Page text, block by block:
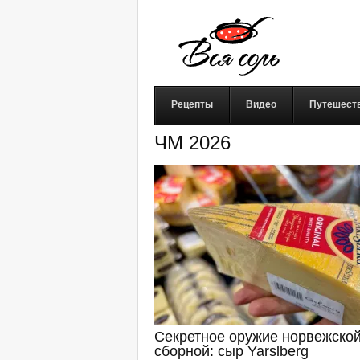
Рецепты Видео
ЧМ 2026
Секретное оружие
сборной: сыр Yarslberg